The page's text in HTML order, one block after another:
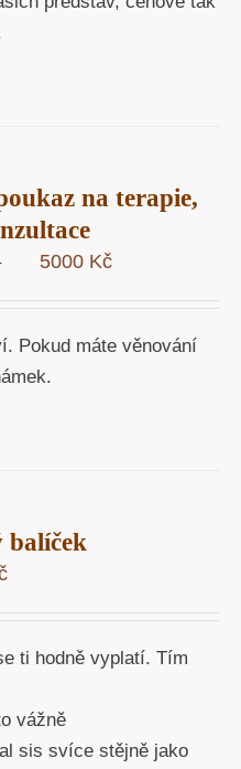
na terapie,
5000 KčRozpětí
až
Pokud máte věnování
balíček
ti hodně vyplatí. Tím
vážně
sis svíce stějně jako